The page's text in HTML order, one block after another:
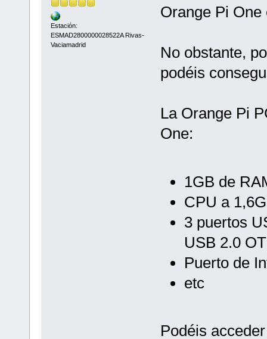
Estación:
ESMAD2800000028522A Rivas-
Vaciamadrid
Orange Pi
No obstante,
podéis
La Orange Pi
One:
1GB de
CPU a
3 puertos
USB 2.0
Puerto de
etc
Podéis